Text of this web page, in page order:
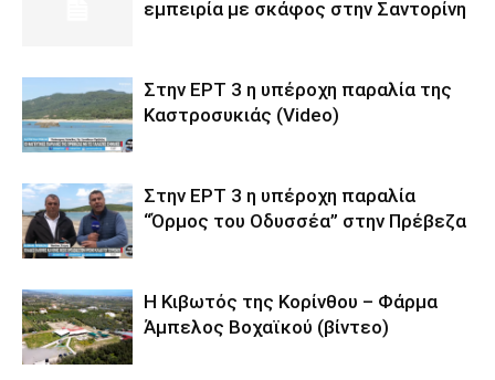
εμπειρία με σκάφος στην Σαντορίνη
Στην ΕΡΤ 3 η υπέροχη παραλία της
Καστροσυκιάς (Video)
Στην ΕΡΤ 3 η υπέροχη παραλία
“Όρμος του Οδυσσέα” στην Πρέβεζα
Η Κιβωτός της Κορίνθου – Φάρμα
Άμπελος Βοχαϊκού (βίντεο)